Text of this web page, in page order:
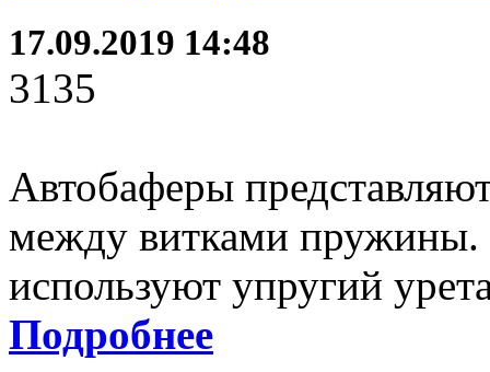
17.09.2019 14:48
3135
Автобаферы
между витками пружины.
используют упругий
Подробнее